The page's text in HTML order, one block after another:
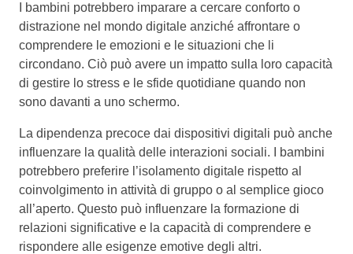
I bambini potrebbero imparare a cercare conforto o
distrazione nel mondo digitale anziché affrontare o
comprendere le emozioni e le situazioni che li
circondano. Ciò può avere un impatto sulla loro capacità
di gestire lo stress e le sfide quotidiane quando non
sono davanti a uno schermo.
La dipendenza precoce dai dispositivi digitali può anche
influenzare la qualità delle interazioni sociali. I bambini
potrebbero preferire l’isolamento digitale rispetto al
coinvolgimento in attività di gruppo o al semplice gioco
all’aperto. Questo può influenzare la formazione di
relazioni significative e la capacità di comprendere e
rispondere alle esigenze emotive degli altri.